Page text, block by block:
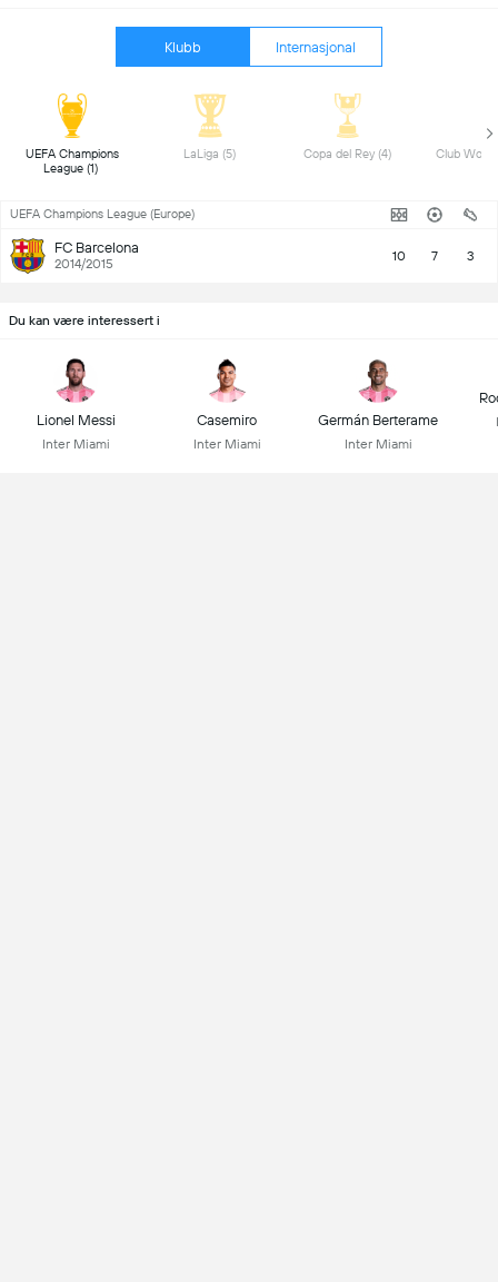
Klubb Internasjonal
UEFA Champions
League (1)
UEFA Champions League (Europe)
FC Barcelona
2014/2015 10 7 3
Du kan være interessert i
Lionel Messi
Inter Miami
Casemiro
Inter Miami
Germán Berterame
Inter Miami